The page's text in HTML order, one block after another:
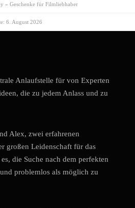
» Geschenke für Filmliebhaber
6. August 2026
Anlaufstelle für von Experten
die zu jedem Anlass und zu
Alex, zwei erfahrenen
großen Leidenschaft für das
die Suche nach dem perfekten
problemlos als möglich zu